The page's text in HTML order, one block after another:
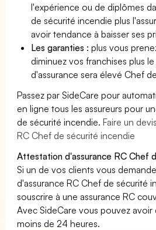
l'expérience ou de diplômes
de sécurité incendie plus
avoir tendance à baisser ses
Les garanties :plus vous
diminuez vos franchises plus
d'assurance sera élevé Chef
Passez par SideCare pour
en ligne tous les assureurs pour
de sécurité incendie.Faire un
RC Chef de sécurité incendie
Attestation d'assurance RC Chef
Si un de vos clients vous
d'assurance RC Chef de sécurité
souscrire à une assurance RC
Avec SideCare vous pouvez
moins de 24 heures.